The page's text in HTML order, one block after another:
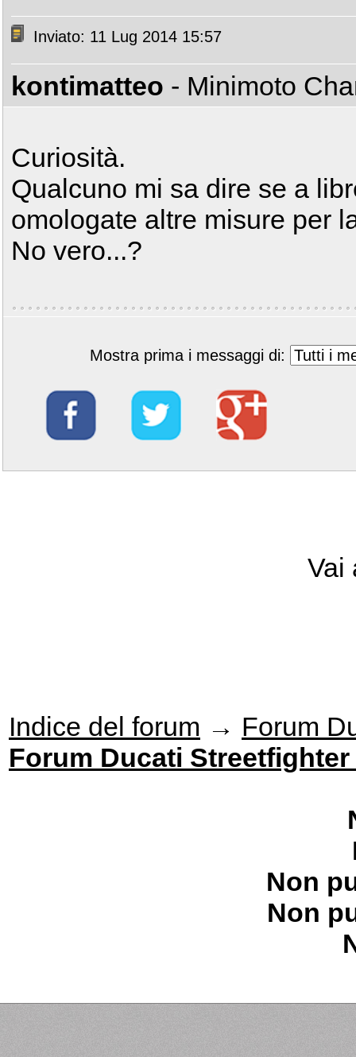
Inviato: 11 Lug 2014 15:57
kontimatteo - Minimoto
Curiosità.
Qualcuno mi sa dire se a
omologate altre misure per
No vero...?
Mostra prima i messaggi di:
Vai
Indice del forum → Forum
Forum Ducati Streetfighter
Non
Non